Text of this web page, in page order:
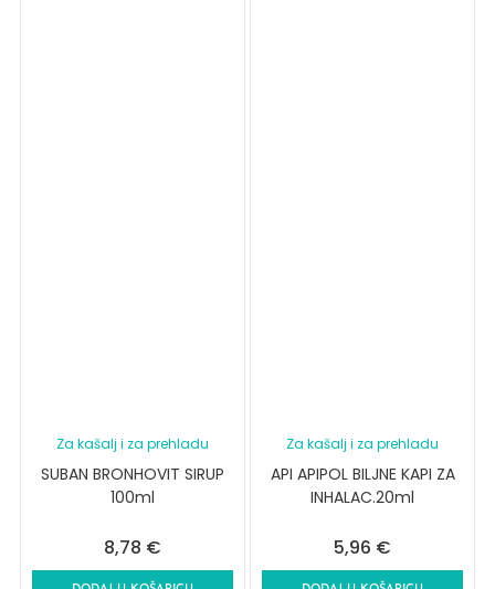
Za kašalj i za prehladu
SUBAN BRONHOVIT SIRUP
100ml
8,78 €
Za kašalj i za prehladu
API APIPOL BILJNE KAPI ZA
INHALAC.20ml
5,96 €